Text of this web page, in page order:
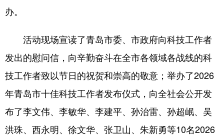
会展 彩票 娱乐 时尚
亚太网 上市公司 投教基地
地方频道
办。
活动现场宣读了青岛市委、市政府向科技工作者
发出的慰问信，向辛勤奋斗在全市各领域各战线的科
技工作者致以节日的祝贺和崇高的敬意；举办了2026
年青岛市十佳科技工作者发布仪式，向全社会公开发
布了李文伟、李敏华、李建平、孙治雷、孙超岷、吴
洪珠、西永明、徐文华、张卫山、朱新勇等10名2026